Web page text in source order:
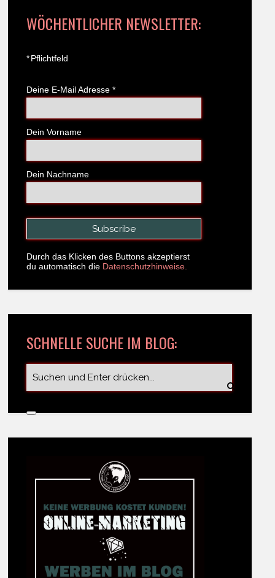
WÖCHENTLICHER NEWSLETTER:
*Pflichtfeld
Deine E-Mail Adresse *
Dein Vorname
Dein Nachname
Durch das Klicken des Buttons akzeptierst
du automatisch die Datenschutzhinweise.
SCHNELLE SUCHE IM BLOG: